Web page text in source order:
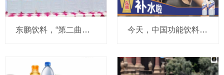
东鹏饮料，“第二曲线”加速上扬 今天，中国功能饮料龙头官宣进军电解质水！